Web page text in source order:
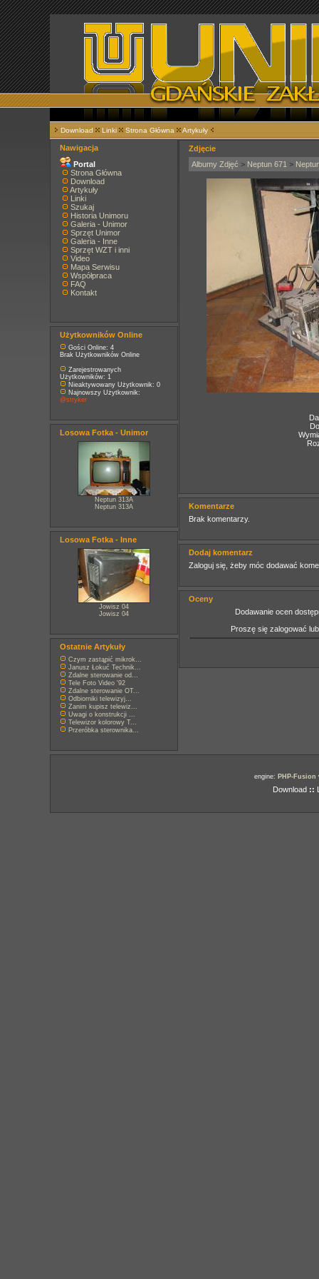
Download Linki Strona Główna Artykuły
Nawigacja
Portal
Strona Główna
Download
Artykuły
Linki
Szukaj
Historia Unimoru
Galeria - Unimor
Sprzęt Unimor
Galeria - Inne
Sprzęt WZT i inni
Video
Mapa Serwisu
Współpraca
FAQ
Kontakt
Użytkowników Online
Gości Online: 4
Brak Użytkowników Online
Zarejestrowanych
Użytkowników: 1
Nieaktywowany Użytkownik: 0
Najnowszy Użytkownik:
@stryker
Losowa Fotka - Unimor
Neptun 313A
Neptun 313A
Losowa Fotka - Inne
Jowisz 04
Jowisz 04
Ostatnie Artykuły
Czym zastąpić mikrok...
Janusz Łokuć Technik...
Zdalne sterowanie od...
Tele Foto Video '92
Zdalne sterowanie OT...
Odbiorniki telewizyj...
Zanim kupisz telewiz...
Uwagi o konstrukcji ...
Telewizor kolorowy T...
Przeróbka sterownika...
Zdjęcie
Albumy Zdjęć > Neptun 671 >
Komentarze
Brak komentarzy.
Dodaj komentarz
Zaloguj się, żeby móc dodawać
Oceny
Dodawanie ocen
Proszę się zalogować
engine: PHP-Fusion
Download ::